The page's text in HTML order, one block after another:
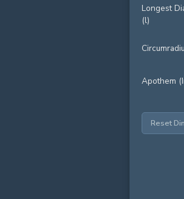
Longest
(l)
Apothem
Reset